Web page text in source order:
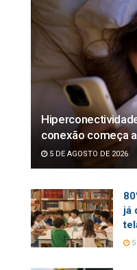
conexão começa
5 DE AGOSTO DE 2026
já
5